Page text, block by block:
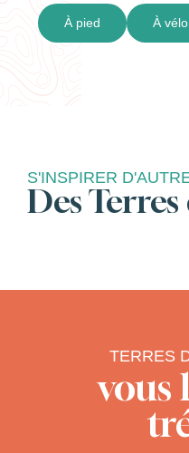
À pied À vélo
S'INSPIRER
Des Terres
TERRES
vous